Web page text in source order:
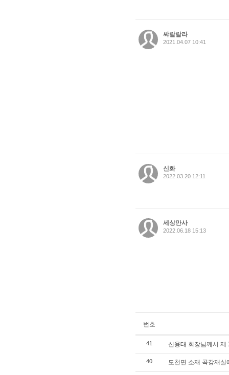
쌰랄랄라
2021.04.07 10:41
신화
2022.03.20 12:11
세상만사
2022.06.18 15:13
번호
41 신용태 회장님께서
40 도천면 소재 곡강재